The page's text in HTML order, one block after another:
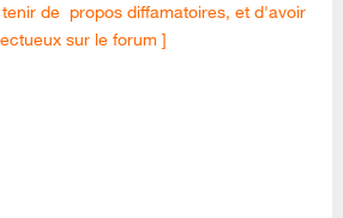
de propos diffamatoires, et d'avoir
sur le forum ]